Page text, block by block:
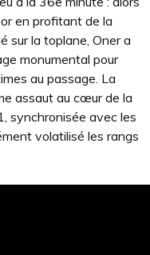
en profitant de la
sur la toplane, Oner a
monumental pour
au passage. La
assaut au cœur de la
synchronisée avec les
volatilisé les rangs